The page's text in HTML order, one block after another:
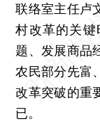
联络室主任卢
村改革的关
题、发展商品
农民部分先富
改革突破的重
已。